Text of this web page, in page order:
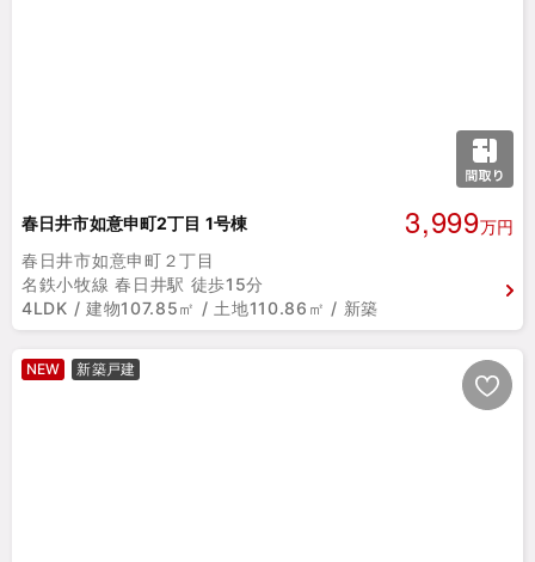
春日井市如意申町2丁目 1号棟 3,999万円
春日井市如意申町２丁目
名鉄小牧線 春日井駅 徒歩15分
4LDK / 建物107.85㎡ / 土地110.86㎡ / 新築
NEW 新築戸建